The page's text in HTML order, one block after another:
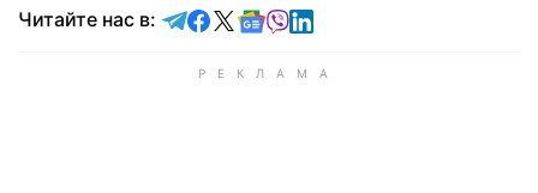
Читайте нас в: Читайте в Telegram
Читайте в Facebook
Читайте в X
Читайте в Google news
Читайте в Viber
Читайте в LinkedIn